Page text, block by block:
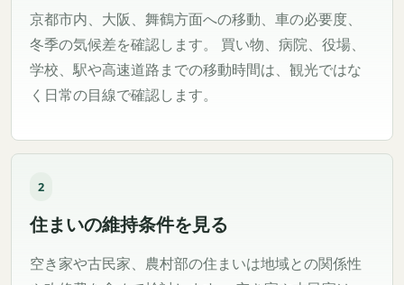
京都市内、大阪、舞鶴方面への移動、車の必要度、
冬季の気候差を確認します。 買い物、病院、役場、
学校、駅や高速道路までの移動時間は、観光ではな
く日常の目線で確認します。
2
住まいの維持条件を見る
空き家や古民家、農村部の住まいは地域との関係性